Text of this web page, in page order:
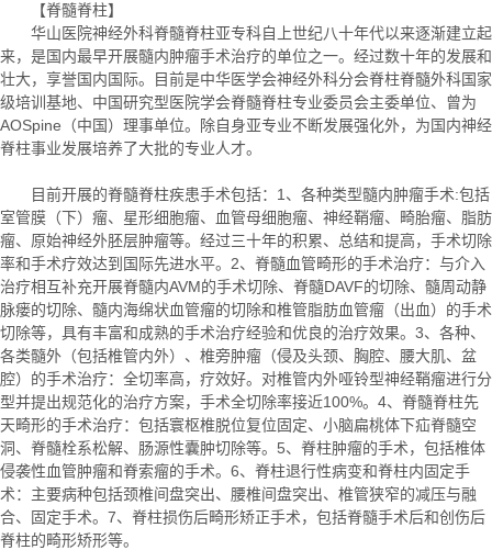
【脊髓脊柱】
华山医院神经外科脊髓脊柱亚专科自上世纪八十年代以来逐渐建立起
来，是国内最早开展髓内肿瘤手术治疗的单位之一。经过数十年的发展和
壮大，享誉国内国际。目前是中华医学会神经外科分会脊柱脊髓外科国家
级培训基地、中国研究型医院学会脊髓脊柱专业委员会主委单位、曾为
AOSpine（中国）理事单位。除自身亚专业不断发展强化外，为国内神经
脊柱事业发展培养了大批的专业人才。
目前开展的脊髓脊柱疾患手术包括：1、各种类型髓内肿瘤手术:包括
室管膜（下）瘤、星形细胞瘤、血管母细胞瘤、神经鞘瘤、畸胎瘤、脂肪
瘤、原始神经外胚层肿瘤等。经过三十年的积累、总结和提高，手术切除
率和手术疗效达到国际先进水平。2、脊髓血管畸形的手术治疗：与介入
治疗相互补充开展脊髓内AVM的手术切除、脊髓DAVF的切除、髓周动静
脉瘘的切除、髓内海绵状血管瘤的切除和椎管脂肪血管瘤（出血）的手术
切除等，具有丰富和成熟的手术治疗经验和优良的治疗效果。3、各种、
各类髓外（包括椎管内外）、椎旁肿瘤（侵及头颈、胸腔、腰大肌、盆
腔）的手术治疗：全切率高，疗效好。对椎管内外哑铃型神经鞘瘤进行分
型并提出规范化的治疗方案，手术全切除率接近100%。4、脊髓脊柱先
天畸形的手术治疗：包括寰枢椎脱位复位固定、小脑扁桃体下疝脊髓空
洞、脊髓栓系松解、肠源性囊肿切除等。5、脊柱肿瘤的手术，包括椎体
侵袭性血管肿瘤和脊索瘤的手术。6、脊柱退行性病变和脊柱内固定手
术：主要病种包括颈椎间盘突出、腰椎间盘突出、椎管狭窄的减压与融
合、固定手术。7、脊柱损伤后畸形矫正手术，包括脊髓手术后和创伤后
脊柱的畸形矫形等。